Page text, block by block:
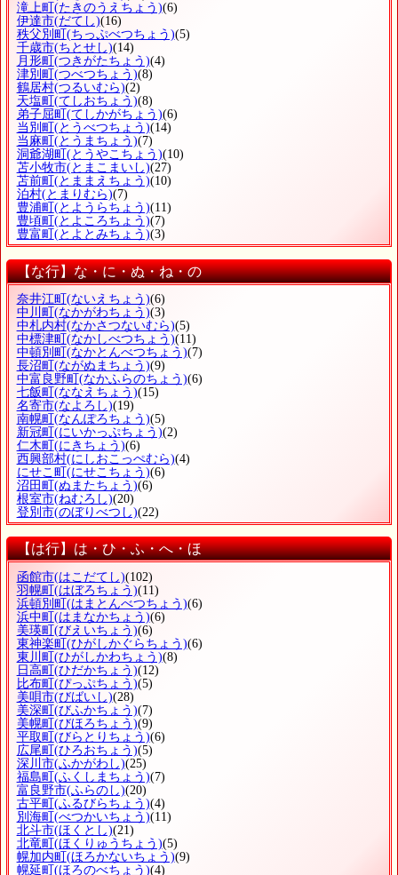
滝上町 (たきのうえちょう)(6)
伊達市(だてし)(16)
秩父別町 (ちっぷべつちょう)(5)
千歳市(ちとせし)(14)
月形町 (つきがたちょう)(4)
津別町 (つべつちょう)(8)
鶴居村(つるいむら)(2)
天塩町 (てしおちょう)(8)
弟子屈町 (てしかがちょう)(6)
当別町 (とうべつちょう)(14)
当麻町 (とうまちょう)(7)
洞爺湖町 (とうやこちょう)(10)
苫小牧市(とまこまいし)(27)
苫前町 (とままえちょう)(10)
泊村(とまりむら)(7)
豊浦町 (とようらちょう)(11)
豊頃町 (とよころちょう)(7)
豊富町 (とよとみちょう)(3)
【な行】な・に・ぬ・ね・の
奈井江町 (ないえちょう)(6)
中川町 (なかがわちょう)(3)
中札内村(なかさつないむら)(5)
中標津町 (なかしべつちょう)(11)
中頓別町 (なかとんべつちょう)(7)
長沼町 (ながぬまちょう)(9)
中富良野町 (なかふらのちょう)(6)
七飯町 (ななえちょう)(15)
名寄市(なよろし)(19)
南幌町 (なんぽろちょう)(5)
新冠町 (にいかっぷちょう)(2)
仁木町 (にきちょう)(6)
西興部村(にしおこっぺむら)(4)
にせこ町 (にせこちょう)(6)
沼田町 (ぬまたちょう)(6)
根室市(ねむろし)(20)
登別市(のぼりべつし)(22)
【は行】は・ひ・ふ・へ・ほ
函館市(はこだてし)(102)
羽幌町 (はぼろちょう)(11)
浜頓別町 (はまとんべつちょう)(6)
浜中町 (はまなかちょう)(6)
美瑛町 (びえいちょう)(6)
東神楽町 (ひがしかぐらちょう)(6)
東川町 (ひがしかわちょう)(8)
日高町 (ひだかちょう)(12)
比布町 (ぴっぷちょう)(5)
美唄市(びばいし)(28)
美深町 (びふかちょう)(7)
美幌町 (びほろちょう)(9)
平取町 (びらとりちょう)(6)
広尾町 (ひろおちょう)(5)
深川市(ふかがわし)(25)
福島町 (ふくしまちょう)(7)
富良野市(ふらのし)(20)
古平町 (ふるびらちょう)(4)
別海町 (べつかいちょう)(11)
北斗市(ほくとし)(21)
北竜町 (ほくりゅうちょう)(5)
幌加内町 (ほろかないちょう)(9)
幌延町 (ほろのべちょう)(4)